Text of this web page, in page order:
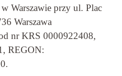
Warszawie przy ul. Plac
Warszawa
nr KRS 0000922408,
REGON: